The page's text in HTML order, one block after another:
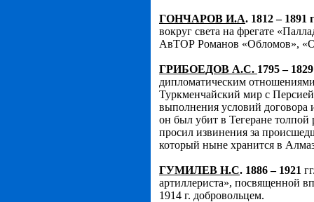
ГОНЧАРОВ И.А. 1812 – 1891
вокруг света на фрегате
АвТОР Романов «Обломов»,
ГРИБОЕДОВ А.С. 1795 – 1829
дипломатическим
Туркменчайский мир с
выполнения условий договора
он был убит в Тегеране
просил извинения за
который ныне хранится в
ГУМИЛЕВ Н.С. 1886 – 1921
артиллериста», посвященной
1914 г. добровольцем.